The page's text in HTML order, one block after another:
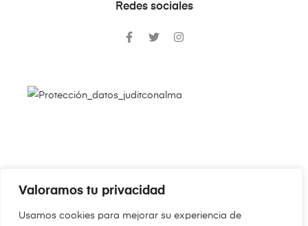
Valoramos tu privacidad
Usamos cookies para mejorar su experiencia de
Redes sociales